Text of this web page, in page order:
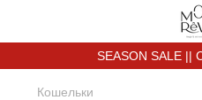
SEASON SALE
Кошельки